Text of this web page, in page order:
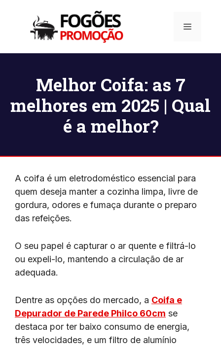
Menu
Melhor Coifa: as 7
melhores em 2025 | Qual
é a melhor?
A coifa é um eletrodoméstico essencial para
quem deseja manter a cozinha limpa, livre de
gordura, odores e fumaça durante o preparo
das refeições.
O seu papel é capturar o ar quente e filtrá-lo
ou expeli-lo, mantendo a circulação de ar
adequada.
Dentre as opções do mercado, a Coifa e
Depurador de Parede Philco 60cm se
destaca por ter baixo consumo de energia,
três velocidades, e um filtro de alumínio